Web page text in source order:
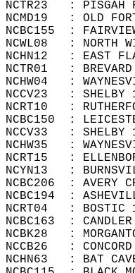
NCTR23   :
NCMD19   : OLD
NCBC155  :
NCWL08   :
NCHN12   : EAST
NCTR01   :
NCHW04   :
NCCV23   :
NCRT10   :
NCBC150  :
NCCV33   :
NCHW35   :
NCRT15   :
NCYN13   :
NCBC206  :
NCBC194  :
NCRT04   :
NCBC163  :
NCBK28   :
NCCB26   :
NCHN63   : BAT